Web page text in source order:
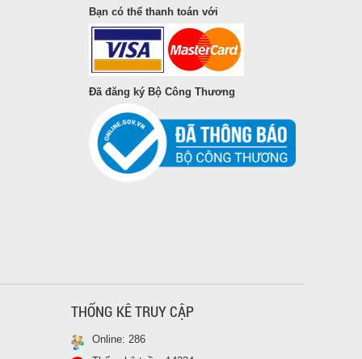
Hộp Sầu Riêng Sấy Thái Lan (bao gồm VAT)
Nhắc đến Sầu Riêng Thái Lan thì
Riêng Thái Lan rất nổi tiếng
còn nổi tiếng khắp thế giới, du
khách nào mà đến Thái Lan
không thưởng thức món sầu riêng
256.500 vnđ 285.000 vnđ
vụn rơi ra từ quá trình sx và đóng
Bạn có thể thanh toán với
Đã đăng ký Bộ Công Thương
THỐNG KÊ TRUY CẬP
Online: 286